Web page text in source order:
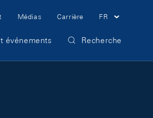
Médias Carrière FR
événements Recherche